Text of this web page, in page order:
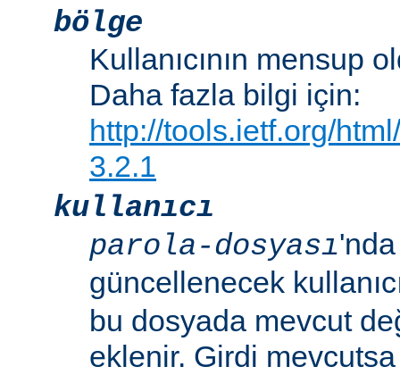
bölge
Kullanıcının mensup
Daha fazla bilgi için:
http://tools.ietf.org/
3.2.1
kullanıcı
parola-dosyası
güncellenecek
bu dosyada mevcut
eklenir. Girdi